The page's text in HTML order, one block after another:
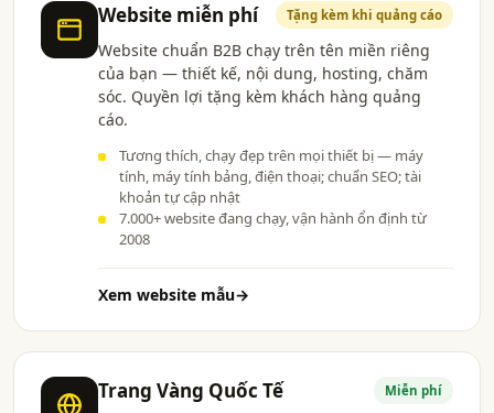
Website miễn phí Tặng kèm khi quảng cáo
Website chuẩn B2B chạy trên tên miền riêng
của bạn — thiết kế, nội dung, hosting, chăm
sóc. Quyền lợi tặng kèm khách hàng quảng
cáo.
Tương thích, chạy đẹp trên mọi thiết bị — máy
tính, máy tính bảng, điện thoại; chuẩn SEO; tài
khoản tự cập nhật
7.000+ website đang chạy, vận hành ổn định từ
2008
Xem website mẫu→
Trang Vàng Quốc Tế Miễn phí